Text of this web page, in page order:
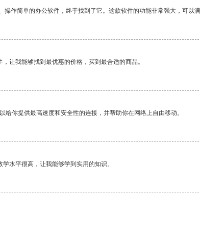
操作简单的办公软件，终于找到了它。这款软件的功能非常强大，可以
让我能够找到最优惠的价格，买到最合适的商品。
给你提供最高速度和安全性的连接，并帮助你在网络上自由移动。
水平很高，让我能够学到实用的知识。